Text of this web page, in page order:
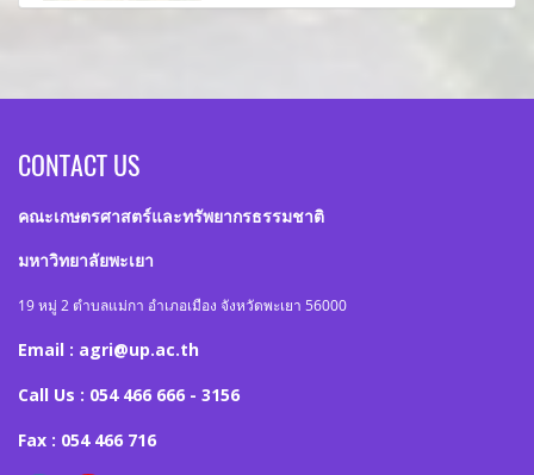
CONTACT US
คณะเกษตรศาสตร์และทรัพยากรธรรมชาติ
มหาวิทยาลัยพะเยา
19 หมู่ 2 ตำบลแม่กา อำเภอเมือง จังหวัดพะเยา 56000
Email : agri@up.ac.th
Call Us : 054 466 666 - 3156
Fax : 054 466 716